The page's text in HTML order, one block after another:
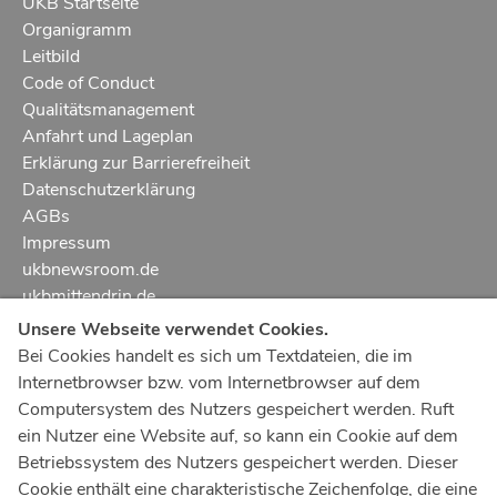
Organigramm
Leitbild
Code of Conduct
Qualitätsmanagement
Anfahrt und Lageplan
Erklärung zur Barrierefreiheit
Datenschutzerklärung
AGBs
Impressum
ukbnewsroom.de
ukbmittendrin.de
Notruf112
Ärztlicher Notdienst116 117
Giftnotrufzentrale
Tel: +49 22819240
Unsere Webseite verwendet Cookies.
Bei Cookies handelt es sich um Textdateien, die im
Internetbrowser bzw. vom Internetbrowser auf dem
Computersystem des Nutzers gespeichert werden. Ruft
ein Nutzer eine Website auf, so kann ein Cookie auf dem
Betriebssystem des Nutzers gespeichert werden. Dieser
Cookie enthält eine charakteristische Zeichenfolge, die eine